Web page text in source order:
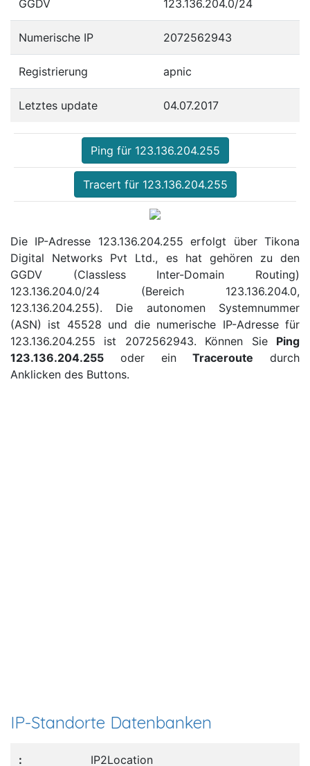
GGDV 123.136.204.0/24
Numerische IP 2072562943
Registrierung apnic
Letztes update 04.07.2017
Ping für 123.136.204.255
Tracert für 123.136.204.255
Die IP-Adresse 123.136.204.255 erfolgt über Tikona
Digital Networks Pvt Ltd., es hat gehören zu den
GGDV (Classless Inter-Domain Routing)
123.136.204.0/24 (Bereich 123.136.204.0,
123.136.204.255). Die autonomen Systemnummer
(ASN) ist 45528 und die numerische IP-Adresse für
123.136.204.255 ist 2072562943. Können Sie Ping
123.136.204.255 oder einTraceroute durch
Anklicken des Buttons.
IP-Standorte Datenbanken
IP2Location